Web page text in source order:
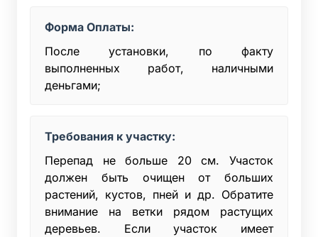
Форма Оплаты:
После установки, по факту
выполненных работ, наличными
деньгами;
Требования к участку:
Перепад не больше 20 см. Участок
должен быть очищен от больших
растений, кустов, пней и др. Обратите
внимание на ветки рядом растущих
деревьев. Если участок имеет